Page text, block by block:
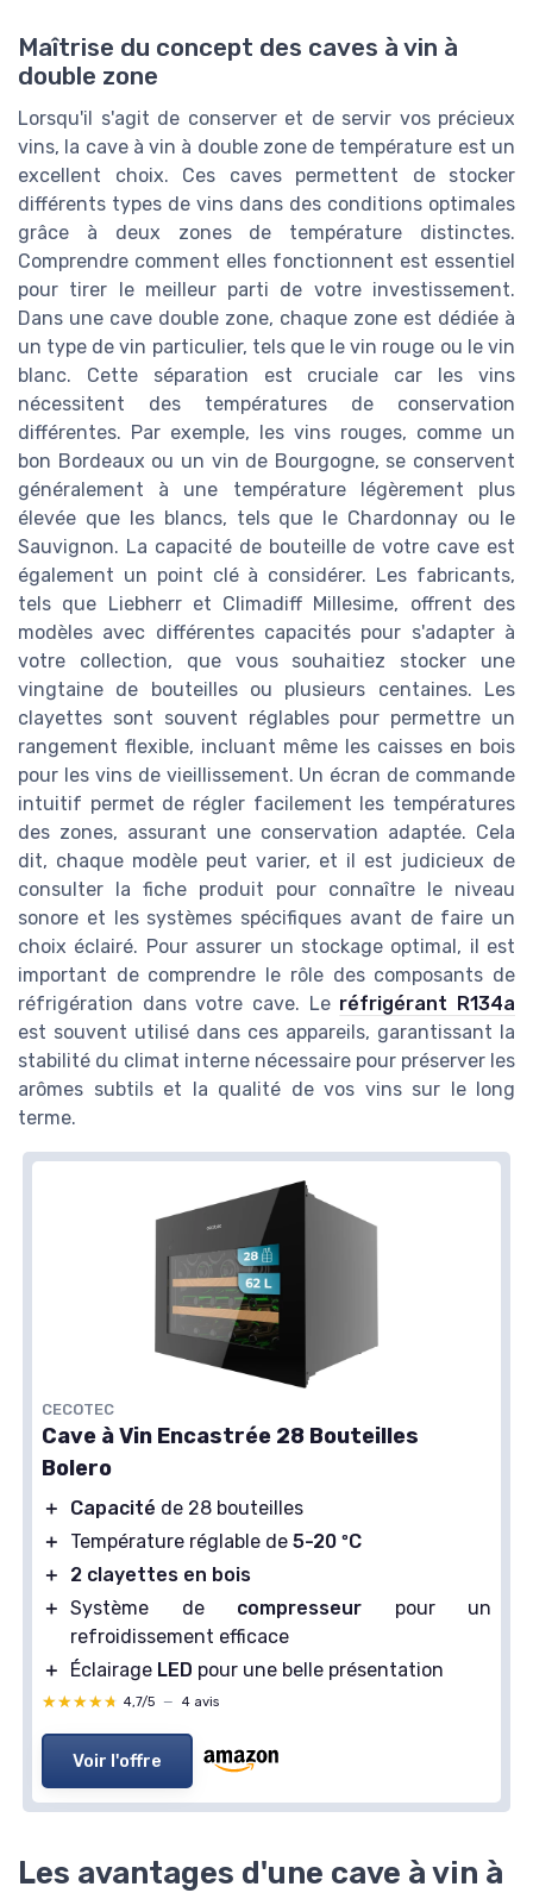
Maîtrise du concept des caves à vin à
double zone
Lorsqu'il s'agit de conserver et de servir vos précieux
vins, la cave à vin à double zone de température est un
excellent choix. Ces caves permettent de stocker
différents types de vins dans des conditions optimales
grâce à deux zones de température distinctes.
Comprendre comment elles fonctionnent est essentiel
pour tirer le meilleur parti de votre investissement.
Dans une cave double zone, chaque zone est dédiée à
un type de vin particulier, tels que le vin rouge ou le vin
blanc. Cette séparation est cruciale car les vins
nécessitent des températures de conservation
différentes. Par exemple, les vins rouges, comme un
bon Bordeaux ou un vin de Bourgogne, se conservent
généralement à une température légèrement plus
élevée que les blancs, tels que le Chardonnay ou le
Sauvignon. La capacité de bouteille de votre cave est
également un point clé à considérer. Les fabricants,
tels que Liebherr et Climadiff Millesime, offrent des
modèles avec différentes capacités pour s'adapter à
votre collection, que vous souhaitiez stocker une
vingtaine de bouteilles ou plusieurs centaines. Les
clayettes sont souvent réglables pour permettre un
rangement flexible, incluant même les caisses en bois
pour les vins de vieillissement. Un écran de commande
intuitif permet de régler facilement les températures
des zones, assurant une conservation adaptée. Cela
dit, chaque modèle peut varier, et il est judicieux de
consulter la fiche produit pour connaître le niveau
sonore et les systèmes spécifiques avant de faire un
choix éclairé. Pour assurer un stockage optimal, il est
important de comprendre le rôle des composants de
réfrigération dans votre cave. Le réfrigérant R134a
est souvent utilisé dans ces appareils, garantissant la
stabilité du climat interne nécessaire pour préserver les
arômes subtils et la qualité de vos vins sur le long
terme.
CECOTEC
Cave à Vin Encastrée 28 Bouteilles
Bolero
＋ Capacité de 28 bouteilles
＋
Température réglable de 5-20 ºC
＋
2 clayettes en bois
＋ Système de compresseur pour un
refroidissement efficace
＋
Éclairage LED pour une belle présentation
★★★★★
★★★★★ 4,7/5 — 4 avis
Voir l'offre
Les avantages d'une cave à vin à